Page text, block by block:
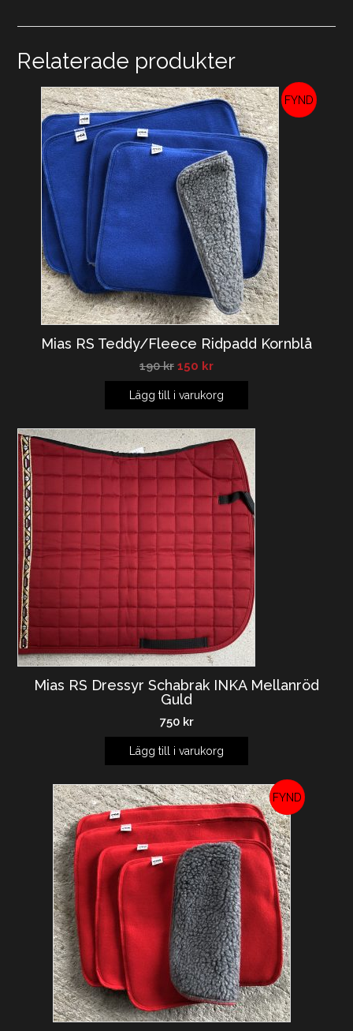
Relaterade produkter
Mias RS Teddy/Fleece Ridpadd Kornblå
190kr 150 kr
Lägg till i varukorg
Mias RS Dressyr Schabrak INKA Mellanröd
Guld
750 kr
Lägg till i varukorg
REA!